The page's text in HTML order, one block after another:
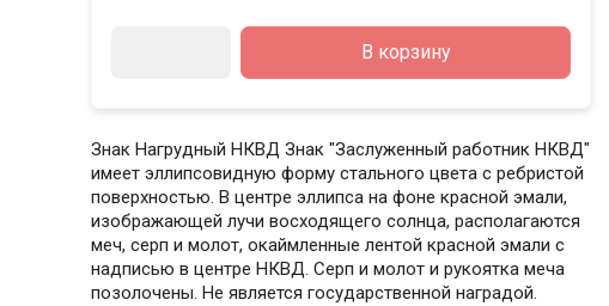
В корзину
Знак Нагрудный НКВД Знак "Заслуженный работник НКВД"
имеет эллипсовидную форму стального цвета с ребристой
поверхностью. В центре эллипса на фоне красной эмали,
изображающей лучи восходящего солнца, располагаются
меч, серп и молот, окаймленные лентой красной эмали с
надписью в центре НКВД. Серп и молот и рукоятка меча
позолочены. Не является государственной наградой.